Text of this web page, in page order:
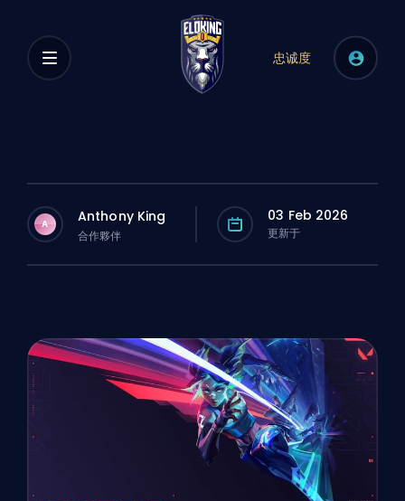
忠诚度
A Anthony King
合作夥伴
03 Feb 2026
更新于